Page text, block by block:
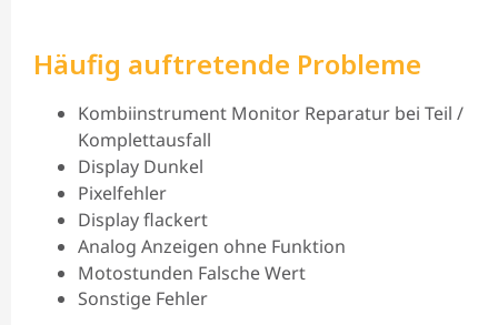
Häufig auftretende Probleme
Kombiinstrument Monitor Reparatur bei Teil /
Komplettausfall
Display Dunkel
Pixelfehler
Display flackert
Analog Anzeigen ohne Funktion
Motostunden Falsche Wert
Sonstige Fehler